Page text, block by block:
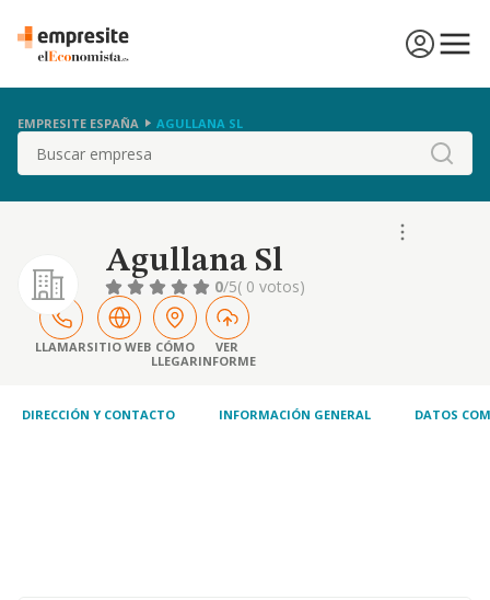
EMPRESITE ESPAÑA AGULLANA SL
Buscar
Agullana Sl
0/5( 0 votos)
LLAMARSITIO WEB CÓMO
LLEGAR
VER
INFORME
DIRECCIÓN Y CONTACTO INFORMACIÓN GENERAL DATOS